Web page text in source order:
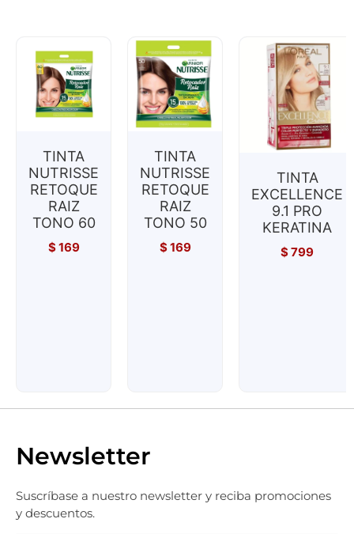
TINTA
NUTRISSE
RETOQUE
RAIZ
TONO 60
$169
TINTA
NUTRISSE
RETOQUE
RAIZ
TONO 50
$169
TINTA
EXCELLENCE
9.1 PRO
KERATINA
$799
Newsletter
Suscríbase a nuestro newsletter y reciba promociones
y descuentos.